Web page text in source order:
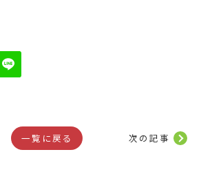
一覧に戻る 次の記事